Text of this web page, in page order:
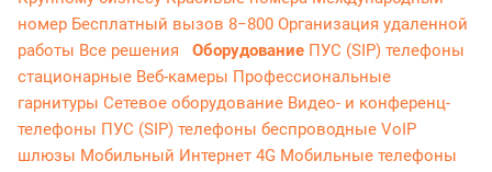
номер Бесплатный вызов 8−800 Организация удаленной
работы Все решения Оборудование ПУС (SIP) телефоны
стационарные Веб-камеры Профессиональные
гарнитуры Сетевое оборудование Видео- и конференц-
телефоны ПУС (SIP) телефоны беспроводные VoIP
шлюзы Мобильный Интернет 4G Мобильные телефоны